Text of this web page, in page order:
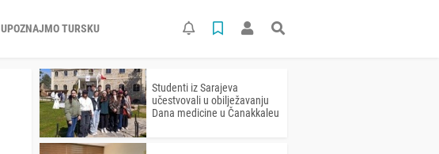
UPOZNAJMO TURSKU
Studenti iz Sarajeva
učestvovali u obilježavanju
Dana medicine u Čanakkaleu